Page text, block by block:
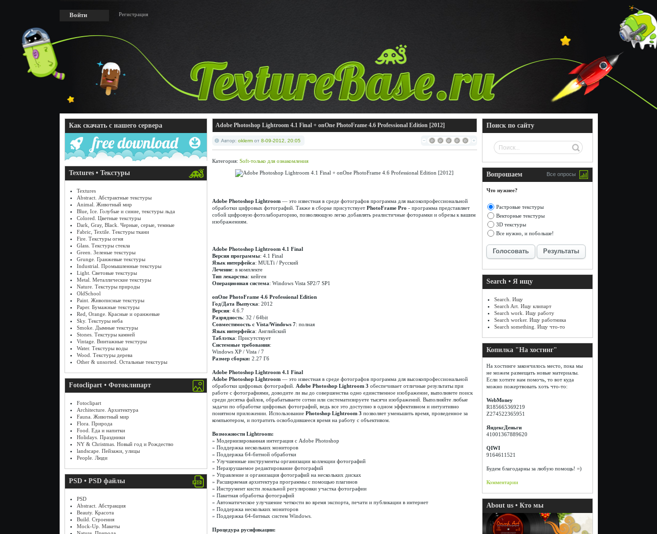
Войти Регистрация
Как скачать с нашего сервера
Textures • Текстуры
Textures
Abstract. Абстрактные текстуры
Animal. Животный мир
Blue, Ice. Голубые и синие, текстуры льда
Colored. Цветные текстуры
Dark, Gray, Black. Черные, серые, темные
Fabric, Textile. Текстуры ткани
Fire. Текстуры огня
Glass. Текстуры стекла
Green. Зеленые текстуры
Grunge. Гранжевые текстуры
Industrial. Промышленные текстуры
Light. Световые текстуры
Metal. Металлические текстуры
Nature. Текстуры природы
OldSchool
Paint. Живописные текстуры
Paper. Бумажные текстуры
Red, Orange. Красные и оранжевые
Sky. Текстуры неба
Smoke. Дымные текстуры
Stones. Текстуры камней
Vintage. Винтажные текстуры
Water. Текстуры воды
Wood. Текстуры дерева
Other & unsorted. Остальные текстуры
Fotoclipart • Фотоклипарт
Fotoclipart
Architecture. Архитектура
Fauna. Животный мир
Flora. Природа
Food. Еда и напитки
Holidays. Праздники
NY & Christmas. Новый год и Рождество
landscape. Пейзажи, улицы
People. Люди
PSD • PSD файлы
PSD
Abstract. Абстракция
Beauty. Красота
Build. Строения
Mock-Up. Макеты
Adobe Photoshop Lightroom 4.1 Final + onOne PhotoFrame 4.6 Professional Edition [2012]
Автор: oklermот 8-09-2012, 20:05
Категория: Soft-только для ознакомления
Adobe Photoshop Lightroom— это известная в среде фотографов программа для высокопрофессиональной
обработки цифровых фотографий. Также в сборке присутствует PhotoFrame Pro - программа представляет
собой цифровую фотолабораторию, позволяющую легко добавлять реалистичные фоторамки и обрезы к вашим
изображениям.
Adobe Photoshop Lightroom 4.1 Final
Версия программы: 4.1 Final
Язык интерфейса: MULTi / Русский
Лечение: в комплекте
Тип лекарства: кейген
Операционная система: Windows Vista SP2/7 SP1
onOne PhotoFrame 4.6 Professional Edition
Год/Дата Выпуска: 2012
Версия: 4.6.7
Разрядность: 32 / 64bit
Совместимость с Vista/Windows 7: полная
Язык интерфейса: Английский
Таблэтка: Присутствует
Системные требования:
Windows XP / Vista / 7
Размер сборки: 2.27 Гб
Adobe Photoshop Lightroom 4.1 Final
Adobe Photoshop Lightroom— это известная в среде фотографов программа для высокопрофессиональной
обработки цифровых фотографий. Adobe Photoshop Lightroom 3 обеспечивает отличные результаты при
работе с фотографиями, доводите ли вы до совершенства одно единственное изображение, выполняете поиск
среди десятка файлов, обрабатываете сотни или систематизируете тысячи изображений. Выполняйте любые
задачи по обработке цифровых фотографий, ведь все это доступно в одном эффективном и интуитивно
понятном приложении. Использование Photoshop Lightroom 3 позволяет уменьшить время, проведенное за
компьютером, и потратить освободившееся время на работу с объективом.
Возможности Lightroom:
» Модернизированная интеграция с Adobe Photoshop
» Поддержка нескольких мониторов
» Поддержка 64-битной обработки
» Улучшенные инструменты организации коллекции фотографий
» Неразрушаемое редактирование фотографий
» Управление и организация фотографий на нескольких дисках
» Расширяемая архитектура программы с помощью плагинов
» Инструмент кисти локальной регулировки участка фотографии
» Пакетная обработка фотографий
» Автоматическое улучшение четкости во время экспорта, печати и публикации в интернет
» Поддержка нескольких мониторов
» Поддержка 64-битных систем Windows.
Процедура русификации:
Поиск по сайту
Вопрошаем Все опросы
Что нужнее?
Растровые текстуры
Векторные текстуры
3D текстуры
Все нужно, и побольше!
Голосовать Результаты
Search • Я ищу
Search. Ищу
Search Art. Ищу клипарт
Search work. Ищу работу
Search worker. Ищу работника
Search something. Ищу что-то
Копилка "На хостинг"
На хостинге закончилось место, пока мы
не можем размещать новые материалы.
Если хотите нам помочь, то вот куда
можно пожертвовать хоть что-то:
WebMoney
R185665369219
Z274522365951
ЯндексДеньги
41001367889620
QIWI
9164611521
Будем благодарны за любую помощь! =)
Комментарии
About us • Кто мы